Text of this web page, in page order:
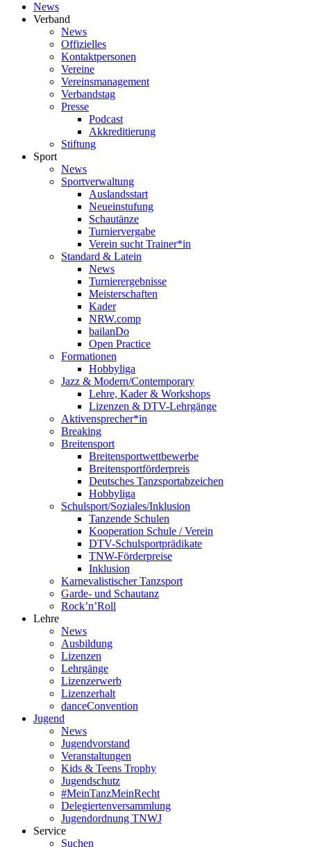
News
Verband
News
Offizielles
Kontaktpersonen
Vereine
Vereinsmanagement
Verbandstag
Presse
Podcast
Akkreditierung
Stiftung
Sport
News
Sportverwaltung
Auslandsstart
Neueinstufung
Schautänze
Turniervergabe
Verein sucht Trainer*in
Standard & Latein
News
Turnierergebnisse
Meisterschaften
Kader
NRW.comp
bailanDo
Open Practice
Formationen
Hobbyliga
Jazz & Modern/Contemporary
Lehre, Kader & Workshops
Lizenzen & DTV-Lehrgänge
Aktivensprecher*in
Breaking
Breitensport
Breitensportwettbewerbe
Breitensportförderpreis
Deutsches Tanzsportabzeichen
Hobbyliga
Schulsport/Soziales/Inklusion
Tanzende Schulen
Kooperation Schule / Verein
DTV-Schulsportprädikate
TNW-Förderpreise
Inklusion
Karnevalistischer Tanzsport
Garde- und Schautanz
Rock’n’Roll
Lehre
News
Ausbildung
Lizenzen
Lehrgänge
Lizenzerwerb
Lizenzerhalt
danceConvention
Jugend
News
Jugendvorstand
Veranstaltungen
Kids & Teens Trophy
Jugendschutz
#MeinTanzMeinRecht
Delegiertenversammlung
Jugendordnung TNWJ
Service
Suchen